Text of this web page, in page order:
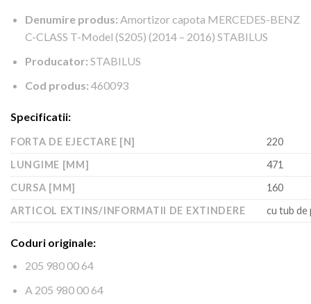
Denumire produs: Amortizor capota MERCEDES-BENZ
C-CLASS T-Model (S205) (2014 – 2016) STABILUS
Producator: STABILUS
Cod produs: 460093
Specificatii:
FORTA DE EJECTARE [N]
220
LUNGIME [MM]
471
CURSA [MM]
160
ARTICOL EXTINS/INFORMATII DE EXTINDERE
cu tub
Coduri originale:
205 980 00 64
A 205 980 00 64